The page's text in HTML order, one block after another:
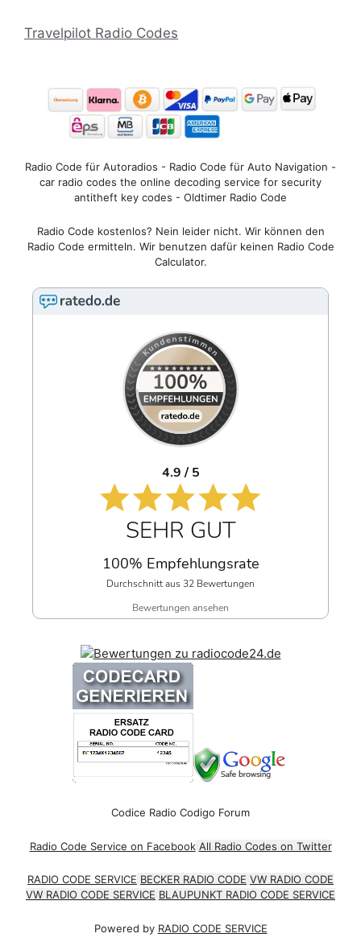
Travelpilot Radio Codes
Radio Code für Autoradios - Radio Code für Auto Navigation -
car radio codes the online decoding service for security
antitheft key codes - Oldtimer Radio Code
Radio Code kostenlos? Nein leider nicht. Wir können den
Radio Code ermitteln. Wir benutzen dafür keinen Radio Code
Calculator.
4.9 / 5
SEHR GUT
100% Empfehlungsrate
Durchschnitt aus 32 Bewertungen
Bewertungen ansehen
Codice Radio Codigo Forum
Radio Code Service on Facebook All Radio Codes on Twitter
RADIO CODE SERVICE BECKER RADIO CODE VW RADIO CODE
VW RADIO CODE SERVICE BLAUPUNKT RADIO CODE SERVICE
Powered by RADIO CODE SERVICE